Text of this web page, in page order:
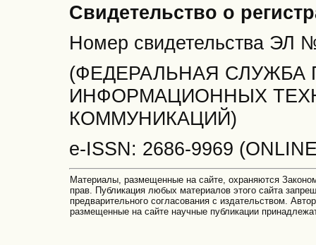
Свидетельство о
Номер свидетельства
(ФЕДЕРАЛЬНАЯ СЛУЖБА
ИНФОРМАЦИОННЫХ
КОММУНИКАЦИЙ)
e-ISSN: 2686-9969
Материалы, размещенные на сайте, охраняются
прав. Публикация любых материалов этого сайта
предварительного согласования с издательством.
размещенные на сайте научные публикации